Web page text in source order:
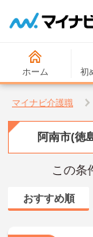
ホーム 初
マイナビ介護職
阿南市(徳
この条
おすすめ順